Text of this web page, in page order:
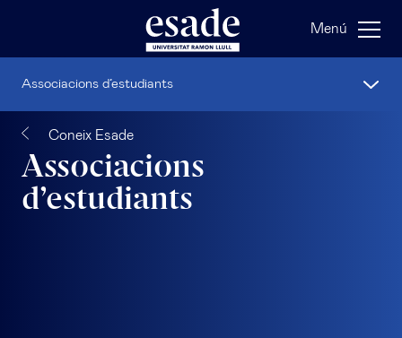
Menú
Coneix Esade
Associacions
d’estudiants
Associacions d’estudiants